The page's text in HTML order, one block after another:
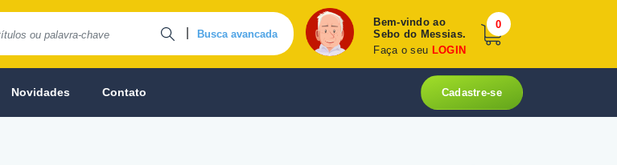
Busca avancada
Bem-vindo ao
Sebo do Messias.
Faça o seu LOGIN
0
Novidades Contato Cadastre-se